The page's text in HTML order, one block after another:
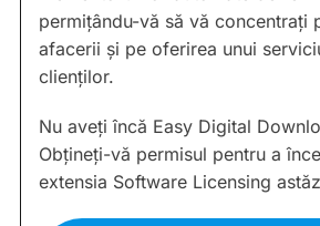
permițându-vă să vă concentrați
afacerii și pe oferirea unui
clienților.
Nu aveți încă Easy Digital
Obțineți-vă permisul pentru a
extensia Software Licensing